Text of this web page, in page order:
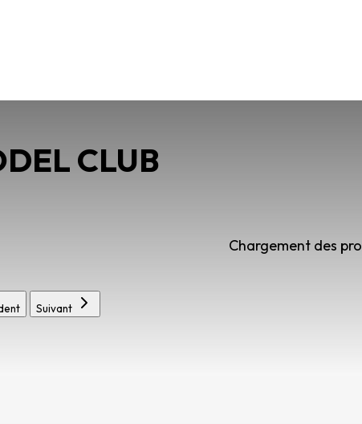
CLUB
Chargement des
Suivant